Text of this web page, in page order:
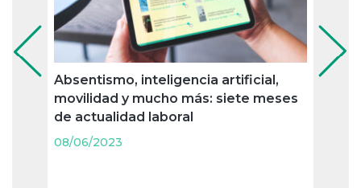
Absentismo, inteligencia artificial,
movilidad y mucho más: siete meses
de actualidad laboral
08/06/2023